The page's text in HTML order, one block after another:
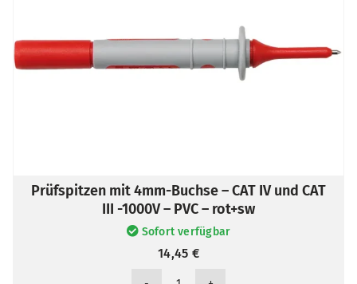
Prüfspitzen mit 4mm-Buchse – CAT IV und CAT
III -1000V – PVC – rot+sw
Sofort verfügbar
14,45 €